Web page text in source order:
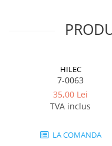
Controlere simple
Wireless DMX
Efecte de lumină
Globuri Disco
Efecte DJ & Club
HILEC
7-0063
35,00 Lei
TVA inclus
LA COMANDA